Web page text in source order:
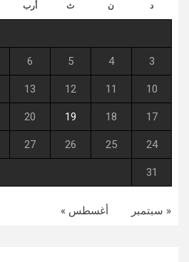
د ن ث أرب
3
4
5
6
10
11
12
13
17
18
19
20
24
25
26
27
31
« سبتمبر أغسطس »